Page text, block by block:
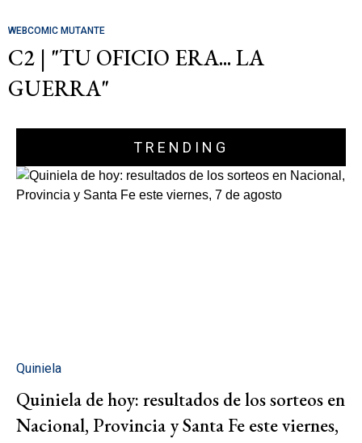
WEBCOMIC MUTANTE
C2 | "TU OFICIO ERA... LA
GUERRA"
TRENDING
Quiniela
Quiniela de hoy: resultados de los sorteos en
Nacional, Provincia y Santa Fe este viernes,